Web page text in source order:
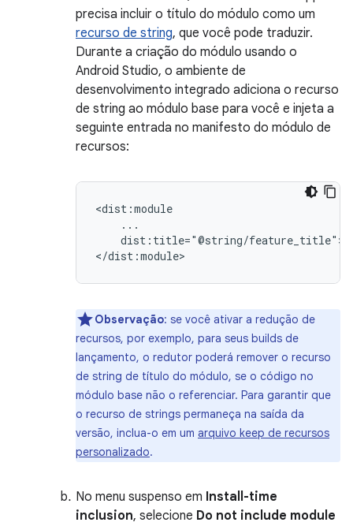
precisa incluir o título do módulo como um
recurso de string, que você pode traduzir.
Durante a criação do módulo usando o
Android Studio, o ambiente de
desenvolvimento integrado adiciona o recurso
de string ao módulo base para você e injeta a
seguinte entrada no manifesto do módulo de
recursos:
dist:title="@string/feature_title">
Observação: se você ativar a redução de
recursos, por exemplo, para seus builds de
lançamento, o redutor poderá remover o recurso
de string de título do módulo, se o código no
módulo base não o referenciar. Para garantir que
o recurso de strings permaneça na saída da
versão, inclua-o em um arquivo keep de recursos
personalizado.
No menu suspenso em Install-time
inclusion, selecione Do not include module